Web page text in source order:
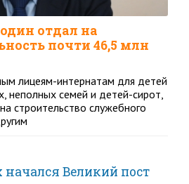
отдал на
почти 46,5 млн
лицеям-интернатам для детей
неполных семей и детей-сирот,
строительство служебного
Великий пост